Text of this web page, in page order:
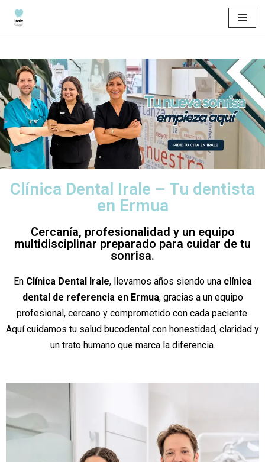
contenido
Clínica Dental Irale – Tu dentista
en Ermua
Cercanía, profesionalidad y un equipo
multidisciplinar preparado para cuidar de tu
sonrisa.
En Clínica Dental Irale, llevamos años siendo una clínica
dental de referencia en Ermua, gracias a un equipo
profesional, cercano y comprometido con cada paciente.
Aquí cuidamos tu salud bucodental con honestidad, claridad y
un trato humano que marca la diferencia.